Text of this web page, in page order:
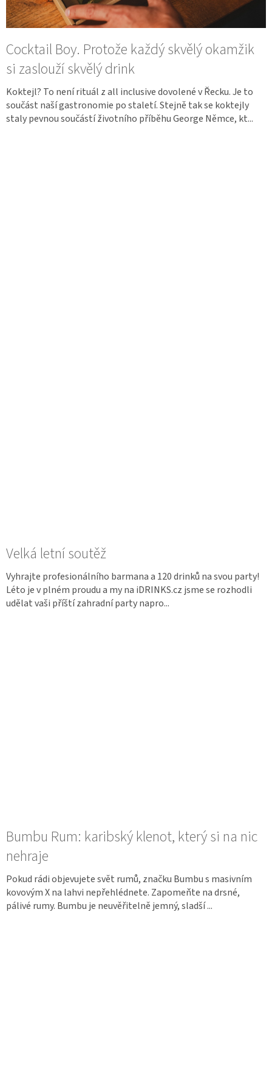
Cocktail Boy. Protože každý skvělý okamžik
si zaslouží skvělý drink
Koktejl? To není rituál z all inclusive dovolené v Řecku. Je to
součást naší gastronomie po staletí. Stejně tak se koktejly
staly pevnou součástí životního příběhu George Němce, kt...
Velká letní soutěž
Vyhrajte profesionálního barmana a 120 drinků na svou party!
Léto je v plném proudu a my na iDRINKS.cz jsme se rozhodli
udělat vaši příští zahradní party napro...
Bumbu Rum: karibský klenot, který si na nic
nehraje
Pokud rádi objevujete svět rumů, značku Bumbu s masivním
kovovým X na lahvi nepřehlédnete. Zapomeňte na drsné,
pálivé rumy. Bumbu je neuvěřitelně jemný, sladší ...